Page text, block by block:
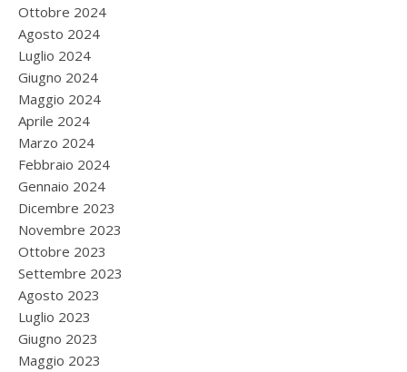
Ottobre 2024
Agosto 2024
Luglio 2024
Giugno 2024
Maggio 2024
Aprile 2024
Marzo 2024
Febbraio 2024
Gennaio 2024
Dicembre 2023
Novembre 2023
Ottobre 2023
Settembre 2023
Agosto 2023
Luglio 2023
Giugno 2023
Maggio 2023